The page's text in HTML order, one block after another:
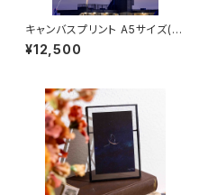
キャンバスプリント A5サイズ(魔
法が消える前に)
¥12,500